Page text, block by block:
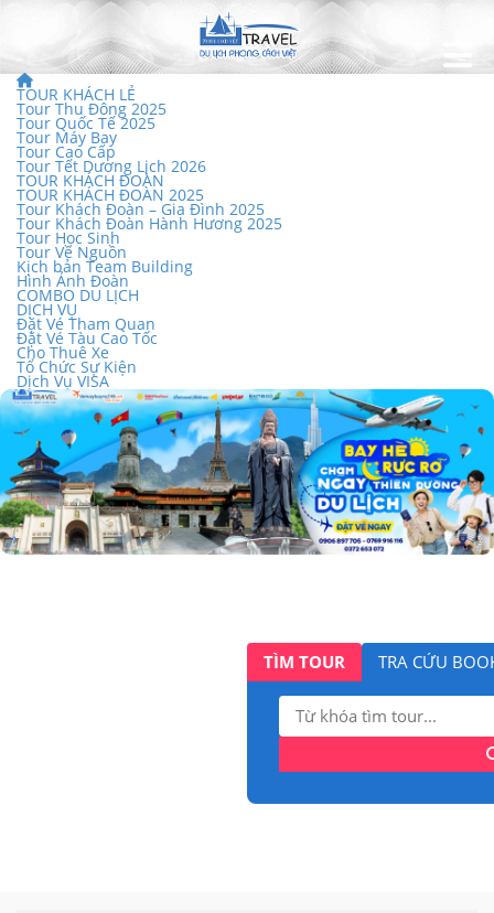
TOUR KHÁCH LẺ
Tour Thu Đông 2025
Tour Quốc Tế 2025
Tour Máy Bay
Tour Cao Cấp
Tour Tết Dương Lịch 2026
TOUR KHÁCH ĐOÀN
TOUR KHÁCH ĐOÀN 2025
Tour Khách Đoàn – Gia Đình 2025
Tour Khách Đoàn Hành Hương 2025
Tour Học Sinh
Tour Về Nguồn
Kịch bản Team Building
Hình Ảnh Đoàn
COMBO DU LỊCH
DỊCH VỤ
Đặt Vé Tham Quan
Đặt Vé Tàu Cao Tốc
Cho Thuê Xe
Tổ Chức Sự Kiện
Dịch Vụ VISA
TÌM TOUR TRA CỨU
Tìm
kiếm: